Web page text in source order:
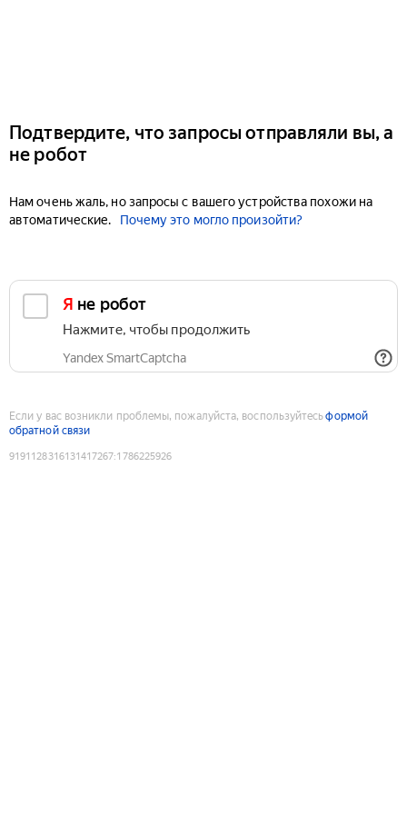
Подтвердите, что запросы отправляли вы, а
не робот
Нам очень жаль, но запросы с вашего устройства похожи на
автоматические.
Почему это могло произойти?
Я не робот
Нажмите, чтобы продолжить
Yandex SmartCaptcha
Если у вас возникли проблемы, пожалуйста, воспользуйтесьформой
обратной связи
9191128316131417267:1786225926